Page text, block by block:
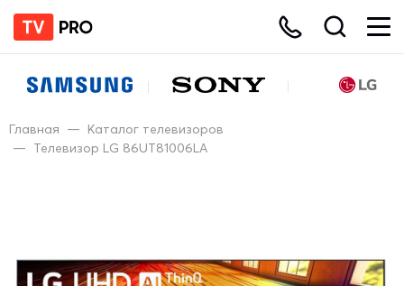
Главная — Каталог телевизоров
— Телевизор LG 86UT81006LA